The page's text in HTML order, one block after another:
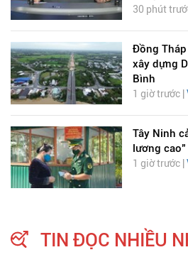
30 phút
Đồng
xây dựng
Bình
1 giờ trước |
Tây Ninh
lương
1 giờ trước |
TIN ĐỌC NHIỀU